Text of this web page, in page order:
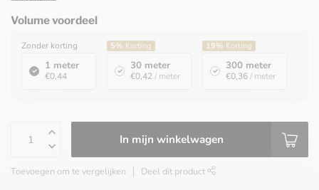
Volume voordeel
Zonder korting
1 meter
€0,44
5% Korting
30 meter
€0,42/ meter
19% Korting
300 meter
€0,36/ meter
In mijn winkelwagen
Toevoegen om te vergelijken Deel dit product